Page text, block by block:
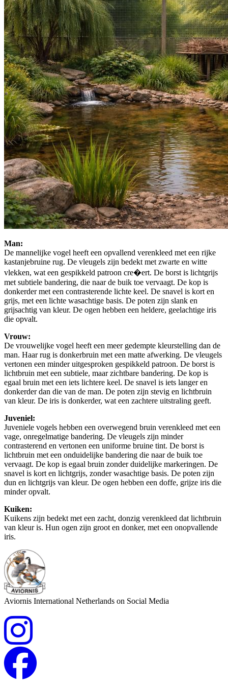
Man:
De mannelijke vogel heeft een opvallend verenkleed met een rijke
kastanjebruine rug. De vleugels zijn bedekt met zwarte en witte
vlekken, wat een gespikkeld patroon cre�ert. De borst is lichtgrijs
met subtiele bandering, die naar de buik toe vervaagt. De kop is
donkerder met een contrasterende lichte keel. De snavel is kort en
grijs, met een lichte wasachtige basis. De poten zijn slank en
grijsachtig van kleur. De ogen hebben een heldere, geelachtige iris
die opvalt.
Vrouw:
De vrouwelijke vogel heeft een meer gedempte kleurstelling dan de
man. Haar rug is donkerbruin met een matte afwerking. De vleugels
vertonen een minder uitgesproken gespikkeld patroon. De borst is
lichtbruin met een subtiele, maar zichtbare bandering. De kop is
egaal bruin met een iets lichtere keel. De snavel is iets langer en
donkerder dan die van de man. De poten zijn stevig en lichtbruin
van kleur. De iris is donkerder, wat een zachtere uitstraling geeft.
Juveniel:
Juveniele vogels hebben een overwegend bruin verenkleed met een
vage, onregelmatige bandering. De vleugels zijn minder
contrasterend en vertonen een uniforme bruine tint. De borst is
lichtbruin met een onduidelijke bandering die naar de buik toe
vervaagt. De kop is egaal bruin zonder duidelijke markeringen. De
snavel is kort en lichtgrijs, zonder wasachtige basis. De poten zijn
dun en lichtgrijs van kleur. De ogen hebben een doffe, grijze iris die
minder opvalt.
Kuiken:
Kuikens zijn bedekt met een zacht, donzig verenkleed dat lichtbruin
van kleur is. Hun ogen zijn groot en donker, met een onopvallende
iris.
Aviornis International Netherlands on Social Media